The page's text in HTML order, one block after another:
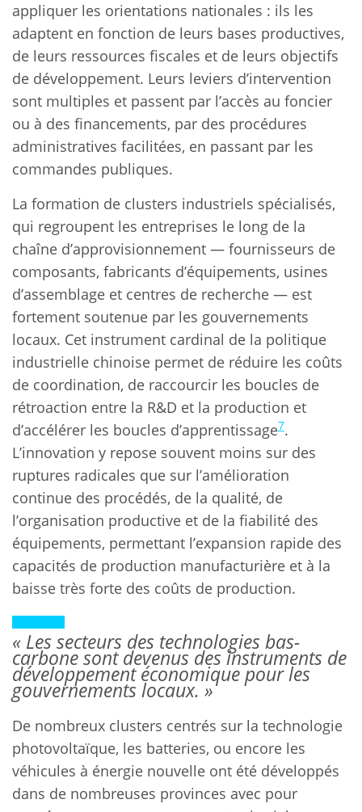
appliquer les orientations nationales : ils les
adaptent en fonction de leurs bases productives,
de leurs ressources fiscales et de leurs objectifs
de développement. Leurs leviers d’intervention
sont multiples et passent par l’accès au foncier
ou à des financements, par des procédures
administratives facilitées, en passant par les
commandes publiques.
La formation de clusters industriels spécialisés,
qui regroupent les entreprises le long de la
chaîne d’approvisionnement — fournisseurs de
composants, fabricants d’équipements, usines
d’assemblage et centres de recherche — est
fortement soutenue par les gouvernements
locaux. Cet instrument cardinal de la politique
industrielle chinoise permet de réduire les coûts
de coordination, de raccourcir les boucles de
rétroaction entre la R&D et la production et
d’accélérer les boucles d’apprentissage7.
L’innovation y repose souvent moins sur des
ruptures radicales que sur l’amélioration
continue des procédés, de la qualité, de
l’organisation productive et de la fiabilité des
équipements, permettant l’expansion rapide des
capacités de production manufacturière et à la
baisse très forte des coûts de production.
« Les secteurs des technologies bas-
carbone sont devenus des instruments de
développement économique pour les
gouvernements locaux. »
De nombreux clusters centrés sur la technologie
photovoltaïque, les batteries, ou encore les
véhicules à énergie nouvelle ont été développés
dans de nombreuses provinces avec pour